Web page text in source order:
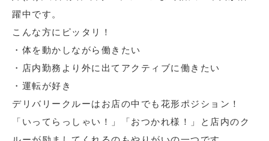
躍中です。
こんな方にピッタリ！
・体を動かしながら働きたい
・店内勤務より外に出てアクティブに働きたい
・運転が好き
デリバリークルーはお店の中でも花形ポジション！
「いってらっしゃい！」「おつかれ様！」と店内のク